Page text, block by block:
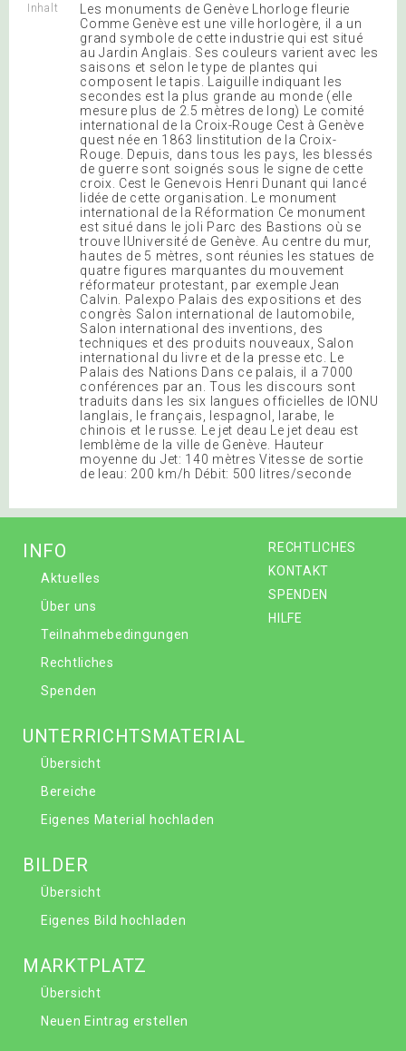
Inhalt
Les monuments de Genève Lhorloge fleurie
Comme Genève est une ville horlogère, il a un
grand symbole de cette industrie qui est situé
au Jardin Anglais. Ses couleurs varient avec les
saisons et selon le type de plantes qui
composent le tapis. Laiguille indiquant les
secondes est la plus grande au monde (elle
mesure plus de 2.5 mètres de long) Le comité
international de la Croix-Rouge Cest à Genève
quest née en 1863 linstitution de la Croix-
Rouge. Depuis, dans tous les pays, les blessés
de guerre sont soignés sous le signe de cette
croix. Cest le Genevois Henri Dunant qui lancé
lidée de cette organisation. Le monument
international de la Réformation Ce monument
est situé dans le joli Parc des Bastions où se
trouve lUniversité de Genève. Au centre du mur,
hautes de 5 mètres, sont réunies les statues de
quatre figures marquantes du mouvement
réformateur protestant, par exemple Jean
Calvin. Palexpo Palais des expositions et des
congrès Salon international de lautomobile,
Salon international des inventions, des
techniques et des produits nouveaux, Salon
international du livre et de la presse etc. Le
Palais des Nations Dans ce palais, il a 7000
conférences par an. Tous les discours sont
traduits dans les six langues officielles de lONU
langlais, le français, lespagnol, larabe, le
chinois et le russe. Le jet deau Le jet deau est
lemblème de la ville de Genève. Hauteur
moyenne du Jet: 140 mètres Vitesse de sortie
de leau: 200 km/h Débit: 500 litres/seconde
RECHTLICHES
KONTAKT
SPENDEN
HILFE
INFO
Aktuelles
Über uns
Teilnahmebedingungen
Rechtliches
Spenden
UNTERRICHTSMATERIAL
Übersicht
Bereiche
Eigenes Material hochladen
BILDER
Übersicht
Eigenes Bild hochladen
MARKTPLATZ
Übersicht
Neuen Eintrag erstellen